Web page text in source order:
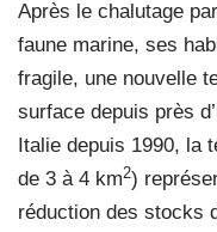
Après le chalutage
faune marine, ses
fragile, une nouvelle
surface depuis près
Italie depuis 1990, la
de 3 à 4 km2)
réduction des stocks